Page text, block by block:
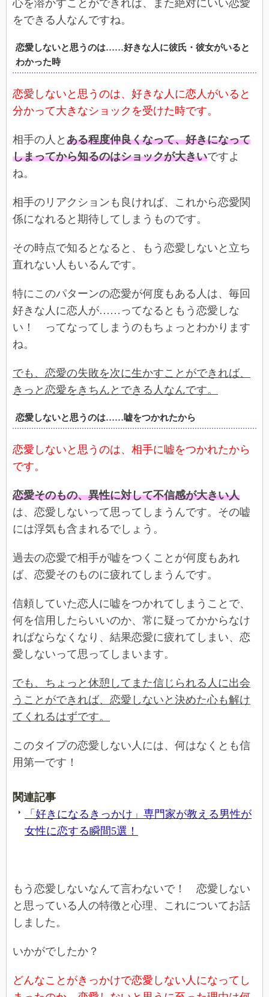
心を溶かすことができれば、また絶対にいい恋愛
をできる人なんですね。
恋愛しないと思うのは……好きな人に彼氏・彼女がいると
わかった時
恋愛しないと思うのは、好きな人に恋人がいると
分かって大きなショックを受けた時です。
相手の人と ある程度仲良くなって、好きになって
しまってから知るのはショックが大きいですよ
ね。
相手のリアクションも良ければ、これから恋愛関
係になれると期待してしまうものです。
その時点で知るとなると、もう恋愛しないと立ち
直れない人もいるんです。
特にこのパターンの恋愛が何度もある人は、毎回
好きな人に恋人が……ってなるともう恋愛しな
い！ ってなってしまうのもちょっとわかります
ね。
でも、恋愛の失敗を次に生かすことができれば、
きっと恋愛をきちんとできる人なんです。
恋愛しないと思うのは……嘘をつかれたから
恋愛しないと思うのは、相手に嘘をつかれたから
です。
恋愛そのもの、異性に対して不信感が大きい人
は、恋愛しないって思ってしまうんです。その嘘
には浮気も含まれるでしょう。
過去の恋愛で相手が嘘をつくことが何度もあれ
ば、恋愛そのものに疲れてしまうんです。
信頼していた恋人に嘘をつかれてしまうことで、
何を信用したらいいのか、常に疑ってかからなけ
ればならなくなり、結果恋愛に疲れてしまい、恋
愛しないって思ってしまいます。
でも、ちょっと休憩してまた信じられる人に出会
うことができれば、恋愛しないと決めた心も解け
てくれるはずです。
このタイプの恋愛しない人には、何はなくとも信
用第一です！
関連記事
「好きになるきっかけ」専門家が教える男性が
女性に恋する瞬間5選！
もう恋愛しないなんて言わないで！ 恋愛しない
と思っている人の特徴と心理、これについてお話
しました。
いかがでしたか？
どんなことがきっかけで恋愛しない人になってし